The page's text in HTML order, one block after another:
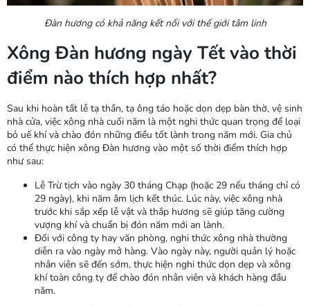
Đàn hương có khả năng kết nối với thế giới tâm linh
Xông Đàn hương ngày Tết vào thời
điểm nào thích hợp nhất?
Sau khi hoàn tất lễ tạ thần, tạ ông táo hoặc dọn dẹp bàn thờ, vệ sinh
nhà cửa, việc xông nhà cuối năm là một nghi thức quan trọng để loại
bỏ uế khí và chào đón những điều tốt lành trong năm mới. Gia chủ
có thể thực hiện xông Đàn hương vào một số thời điểm thích hợp
như sau:
Lễ Trừ tịch vào ngày 30 tháng Chạp (hoặc 29 nếu tháng chỉ có
29 ngày), khi năm âm lịch kết thúc. Lúc này, việc xông nhà
trước khi sắp xếp lễ vật và thắp hương sẽ giúp tăng cường
vượng khí và chuẩn bị đón năm mới an lành.
Đối với công ty hay văn phòng, nghi thức xông nhà thường
diễn ra vào ngày mở hàng. Vào ngày này, người quản lý hoặc
nhân viên sẽ đến sớm, thực hiện nghi thức dọn dẹp và xông
khí toàn công ty để chào đón nhân viên và khách hàng đầu
năm.